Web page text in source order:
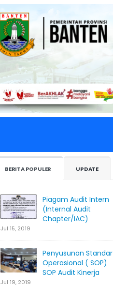
BERITA POPULER UPDATE
Piagam Audit Intern
(Internal Audit
Chapter/IAC)
Jul 15, 2019
Penyusunan Standar
Operasional ( SOP)
SOP Audit Kinerja
Jul 19, 2019